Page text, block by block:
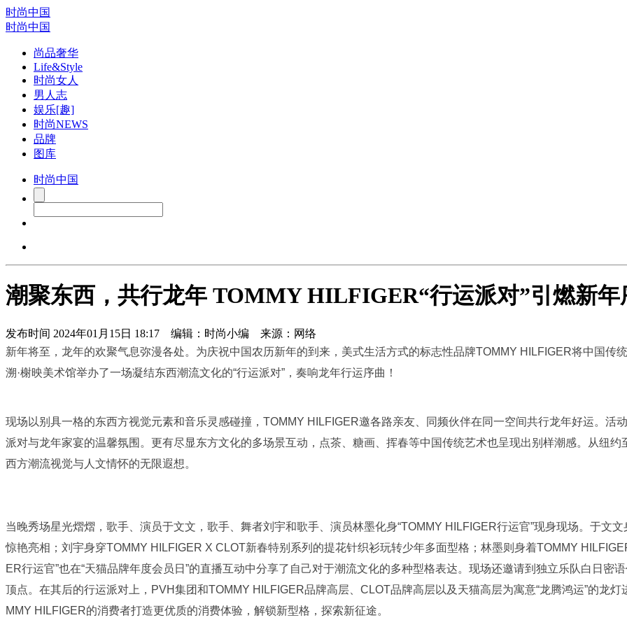
时尚中国
时尚中国
尚品奢华
Life&Style
时尚女人
男人志
娱乐[趣]
时尚NEWS
品牌
图库
时尚中国
潮聚东西，共行龙年 TOMMY HILFIGER“行运派对”引燃新年
发布时间 2024年01月15日 18:17 编辑：时尚小编 来源：网络
新年将至，龙年的欢聚气息弥漫各处。为庆祝中国农历新年的到来，美式生活方式的标志性品牌TOMMY HILFIGER将中国传
溯·榭映美术馆举办了一场凝结东西潮流文化的“行运派对”，奏响龙年行运序曲！
现场以别具一格的东西方视觉元素和音乐灵感碰撞，TOMMY HILFIGER邀各路亲友、同频伙伴在同一空间共行龙年好运。活
派对与龙年家宴的温馨氛围。更有尽显东方文化的多场景互动，点茶、糖画、挥春等中国传统艺术也呈现出别样潮感。从纽
西方潮流视觉与人文情怀的无限遐想。
当晚秀场星光熠熠，歌手、演员于文文，歌手、舞者刘宇和歌手、演员林墨化身“TOMMY HILFIGER行运官”现身现场。于文
惊艳亮相；刘宇身穿TOMMY HILFIGER X CLOT新春特别系列的提花针织衫玩转少年多面型格；林墨则身着TOMMY
ER行运官”也在“天猫品牌年度会员日”的直播互动中分享了自己对于潮流文化的多种型格表达。现场还邀请到独立乐队白日密
顶点。在其后的行运派对上，PVH集团和TOMMY HILFIGER品牌高层、CLOT品牌高层以及天猫高层为寓意“龙腾鸿运”的龙
MMY HILFIGER的消费者打造更优质的消费体验，解锁新型格，探索新征途。